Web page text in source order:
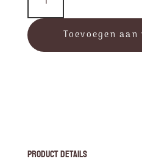
AngelWings
-
Pendant
Toevoegen
Product Details